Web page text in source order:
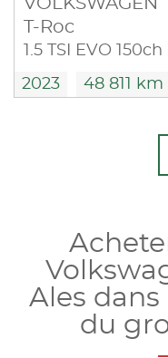
VOLKSWAGEN
T-Roc
1.5 TSI EVO
2023 48 811 km
Ales dans
du